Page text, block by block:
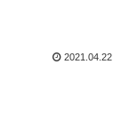
2021.04.22